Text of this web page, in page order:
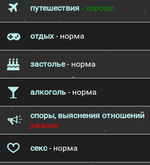
путешествия - хорошо
отдых- норма
застолье- норма
алкоголь - норма
споры, выяснения отношений -
ужасно
секс- норма